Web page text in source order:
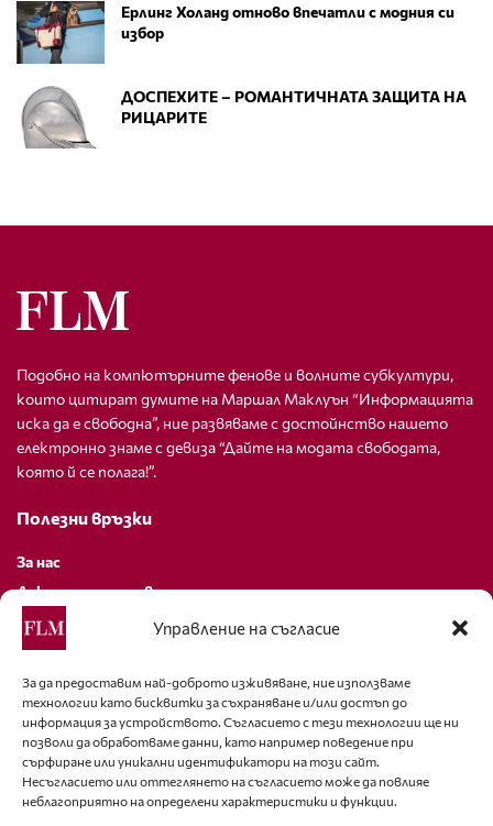
Управление на съгласие
За да предоставим най-доброто изживяване, ние използваме
технологии като бисквитки за съхраняване и/или достъп до
информация за устройството. Съгласието с тези технологии ще ни
позволи да обработваме данни, като например поведение при
сърфиране или уникални идентификатори на този сайт.
Несъгласието или оттеглянето на съгласието може да повлияе
неблагоприятно на определени характеристики и функции.
Ерлинг Холанд отново впечатли с модния си
избор
ДОСПЕХИТЕ – РОМАНТИЧНАТА ЗАЩИТА НА
РИЦАРИТЕ
Подобно на компютърните фенове и волните субкултури,
които цитират думите на Маршал Маклуън “Информацията
иска да е свободна”, ние развяваме с достойнство нашето
електронно знаме с девиза “Дайте на модата свободата,
която й се полага!”.
Полезни връзки
За нас
Декларация за поверителност
Политика за бисквитки
За контакти
editor@fashion-lifestyle.net
+359 88 227 33 47
Последвайте ни